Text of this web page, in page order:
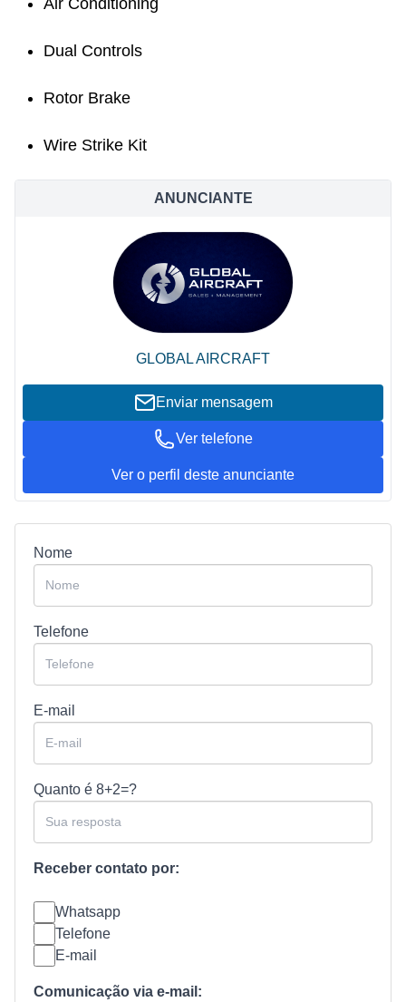
Dual Controls
Rotor Brake
Wire Strike Kit
ANUNCIANTE
GLOBAL AIRCRAFT
Enviar mensagem
Ver telefone
Ver o perfil deste anunciante
Nome
Telefone
E-mail
Quanto é 8+2=?
Receber contato por:
Whatsapp
Telefone
E-mail
Comunicação via e-mail: